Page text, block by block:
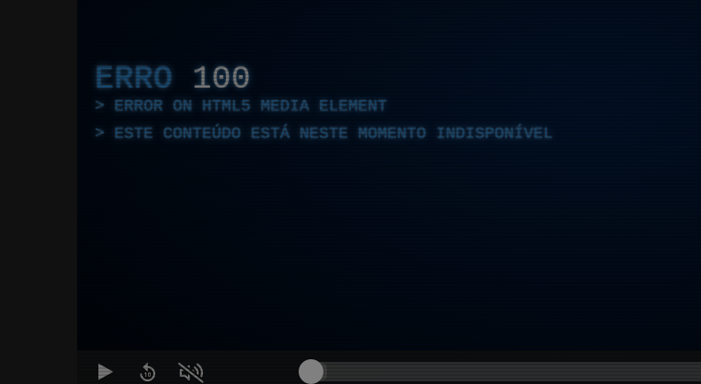
ERRO 100
ERROR ON HTML5 MEDIA ELEMENT
ESTE CONTEÚDO ESTÁ NESTE MOMENTO INDISPONÍVEL